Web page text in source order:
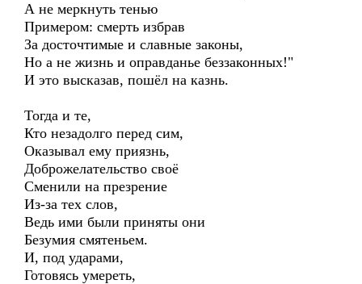
А не меркнуть тенью
Примером: смерть избрав
За досточтимые и славные законы,
Но а не жизнь и оправданье беззаконных!"
И это высказав, пошёл на казнь.
Тогда и те,
Кто незадолго перед сим,
Оказывал ему приязнь,
Доброжелательство своё
Сменили на презрение
Из-за тех слов,
Ведь ими были приняты они
Безумия смятеньем.
И, под ударами,
Готовясь умереть,